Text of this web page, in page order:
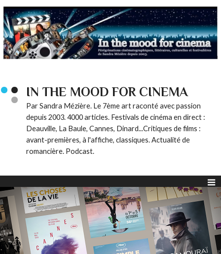
IN THE MOOD FOR CINEMA
Par Sandra Mézière. Le 7ème art raconté avec passion
depuis 2003. 4000 articles. Festivals de cinéma en direct :
Deauville, La Baule, Cannes, Dinard...Critiques de films :
avant-premières, à l'affiche, classiques. Actualité de
romancière. Podcast.